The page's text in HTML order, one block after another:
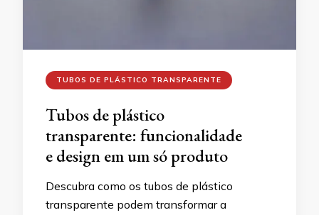
TUBOS DE PLÁSTICO TRANSPARENTE
Tubos de plástico
transparente: funcionalidade
e design em um só produto
Descubra como os tubos de plástico
transparente podem transformar a